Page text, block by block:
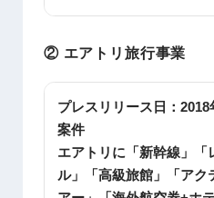
② エアトリ旅行事業
プレスリリース日： 2018
案件
エアトリに「新幹線」「
ル」「高級旅館」「アク